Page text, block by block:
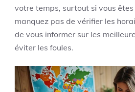
votre temps, surtout si vous
manquez pas de vérifier les
de vous informer sur les
éviter les foules.